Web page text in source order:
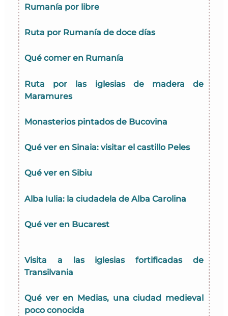
Rumanía por libre
Ruta por Rumanía de doce días
Qué comer en Rumanía
Ruta por las iglesias de madera de
Maramures
Monasterios pintados de Bucovina
Qué ver en Sinaia: visitar el castillo Peles
Qué ver en Sibiu
Alba Iulia: la ciudadela de Alba Carolina
Qué ver en Bucarest
Visita a las iglesias fortificadas de
Transilvania
Qué ver en Medias, una ciudad medieval
poco conocida